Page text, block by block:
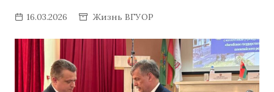
16.03.2026 Жизнь ВГУОР